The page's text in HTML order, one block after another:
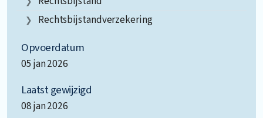
Rechtsbijstandverzekering
Opvoerdatum
05 jan 2026
Laatst gewijzigd
08 jan 2026